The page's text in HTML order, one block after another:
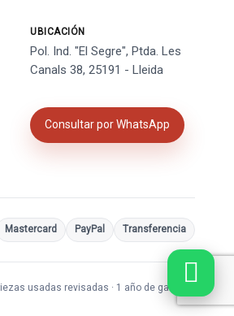
UBICACIÓN
Pol. Ind. "El Segre", Ptda. Les
Canals 38, 25191 - Lleida
Consultar por WhatsApp
Mastercard PayPal Transferencia
usadas revisadas · 1 año de garantía